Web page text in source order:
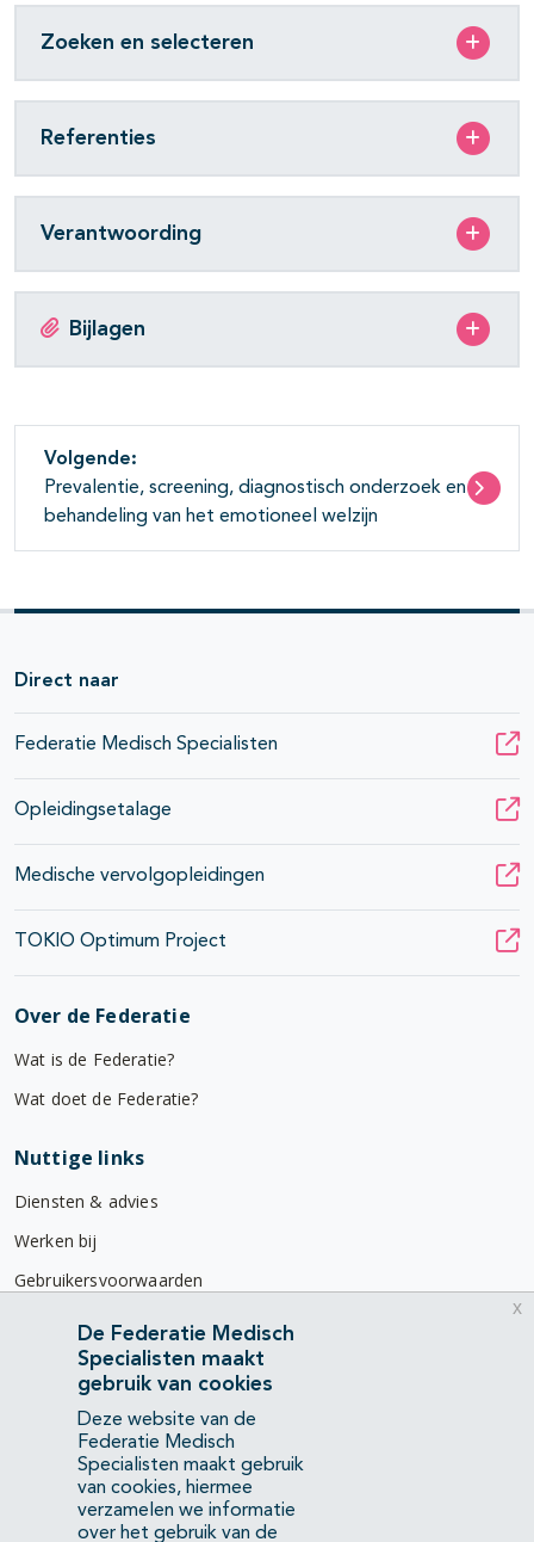
Zoeken en selecteren
Referenties
Verantwoording
Bijlagen
Volgende:
Prevalentie, screening, diagnostisch onderzoek en
behandeling van het emotioneel welzijn
Direct naar
Federatie Medisch Specialisten
Opleidingsetalage
Medische vervolgopleidingen
TOKIO Optimum Project
Over de Federatie
Wat is de Federatie?
Wat doet de Federatie?
Nuttige links
Diensten & advies
Werken bij
Gebruikersvoorwaarden
Privacyverklaring
Contact
Mercatorlaan 1200
3528 BL Utrecht
(088) 505 34 34
info@richtlijnendatabase.nl
De Federatie Medisch
Specialisten maakt
gebruik van cookies
Deze website van de
Federatie Medisch
Specialisten maakt gebruik
van cookies, hiermee
verzamelen we informatie
over het gebruik van de
x